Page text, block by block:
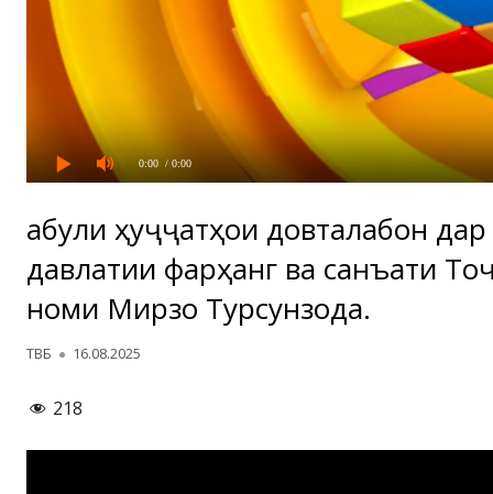
0:00 / 0:00
Қабули ҳуҷҷатҳои довталабон
давлатии фарҳанг ва санъати
номи Мирзо Турсунзода.
Автор
ТВБ Опубликовано
16.08.2025
218